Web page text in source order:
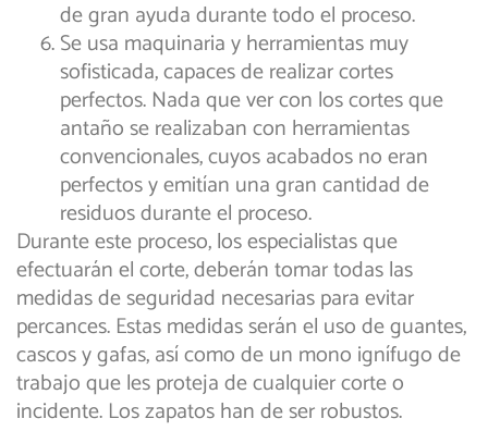
de gran ayuda durante todo el proceso.
Se usa maquinaria y herramientas muy
sofisticada, capaces de realizar cortes
perfectos. Nada que ver con los cortes que
antaño se realizaban con herramientas
convencionales, cuyos acabados no eran
perfectos y emitían una gran cantidad de
residuos durante el proceso.
Durante este proceso, los especialistas que
efectuarán el corte, deberán tomar todas las
medidas de seguridad necesarias para evitar
percances. Estas medidas serán el uso de guantes,
cascos y gafas, así como de un mono ignífugo de
trabajo que les proteja de cualquier corte o
incidente. Los zapatos han de ser robustos.